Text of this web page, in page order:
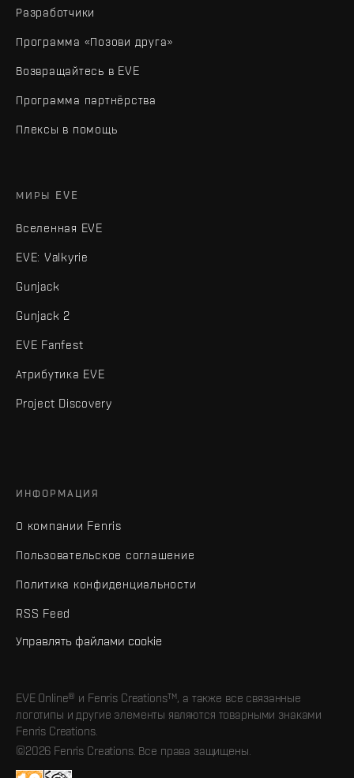
Разработчики
Программа «Позови друга»
Возвращайтесь в EVE
Программа партнёрства
Плексы в помощь
МИРЫ EVE
Вселенная EVE
EVE: Valkyrie
Gunjack
Gunjack 2
EVE Fanfest
Атрибутика EVE
Project Discovery
ИНФОРМАЦИЯ
О компании Fenris
Пользовательское соглашение
Политика конфиденциальности
RSS Feed
Управлять файлами cookie
EVE Online® и Fenris Creations™, а также все связанные
логотипы и другие элементы являются товарными знаками
Fenris Creations.
©2026 Fenris Creations. Все права защищены.